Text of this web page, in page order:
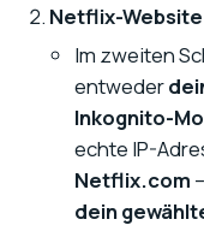
Netflix-
Im zweiten
entweder
Inkognito-
echte IP-
Netflix.com
dein